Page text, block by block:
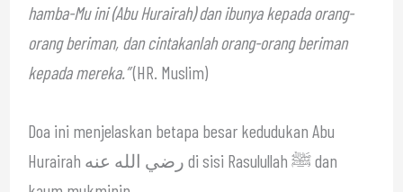
hamba-Mu ini (Abu Hurairah) dan ibunya kepada orang-
orang beriman, dan cintakanlah orang-orang beriman
kepada mereka.”(HR. Muslim)
Doa ini menjelaskan betapa besar kedudukan Abu
Hurairah رضي الله عنه di sisi Rasulullah ﷺ dan